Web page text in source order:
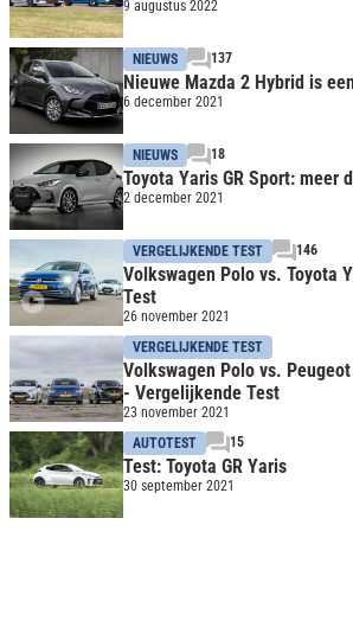
9 augustus 2022
NIEUWS 137
Nieuwe Mazda 2 Hybrid is
6 december 2021
NIEUWS 18
Toyota Yaris GR Sport: meer
2 december 2021
VERGELIJKENDE TEST 146
Volkswagen Polo vs. Toyota
Test
26 november 2021
VERGELIJKENDE TEST
Volkswagen Polo vs.
- Vergelijkende Test
23 november 2021
AUTOTEST
15
Test: Toyota GR Yaris
30 september 2021